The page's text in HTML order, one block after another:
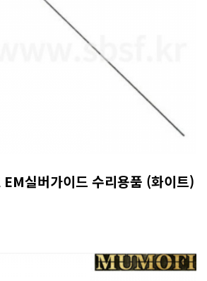
실버가이드 수리용품 (화이트)